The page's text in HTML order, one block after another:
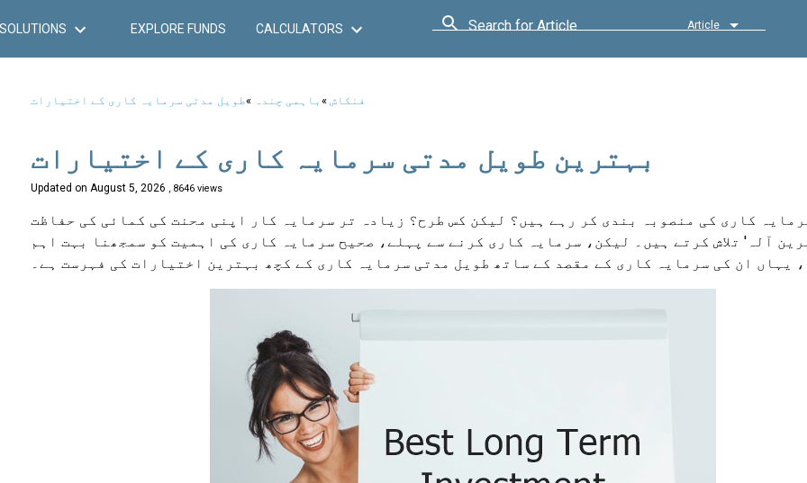
SOLUTIONS EXPLORE FUNDS CALCULATORS Search for Article Article
فنکاش » باہمی چندہ »طویل مدتی سرمایہ کاری کے اختیارات
بہترین طویل مدتی سرمایہ کاری کے اختیارات
Updated on August 5, 2026 , 8646 views
کاری کی منصوبہ بندی کر رہے ہیں؟ لیکن کس طرح؟ زیادہ تر سرمایہ کار اپنی محنت کی کمائی کی حفاظت
آلہ' تلاش کرتے ہیں۔ لیکن، سرمایہ کاری کرنے سے پہلے، صحیح سرمایہ کاری کی اہمیت کو سمجھنا بہت اہم
یہاں ان کی سرمایہ کاری کے مقصد کے ساتھ طویل مدتی سرمایہ کاری کے کچھ بہترین اختیارات کی فہرست ہے۔